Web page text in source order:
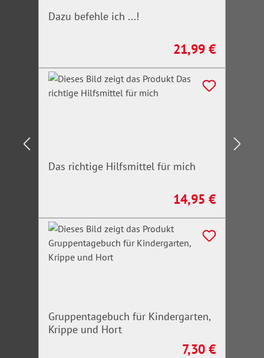
Dazu befehle ich ...!
Regulärer Preis:
21,99 €
Das richtige Hilfsmittel für mich
Regulärer Preis:
14,95 €
Gruppentagebuch für Kindergarten,
Krippe und Hort
Regulärer Preis:
7,30 €